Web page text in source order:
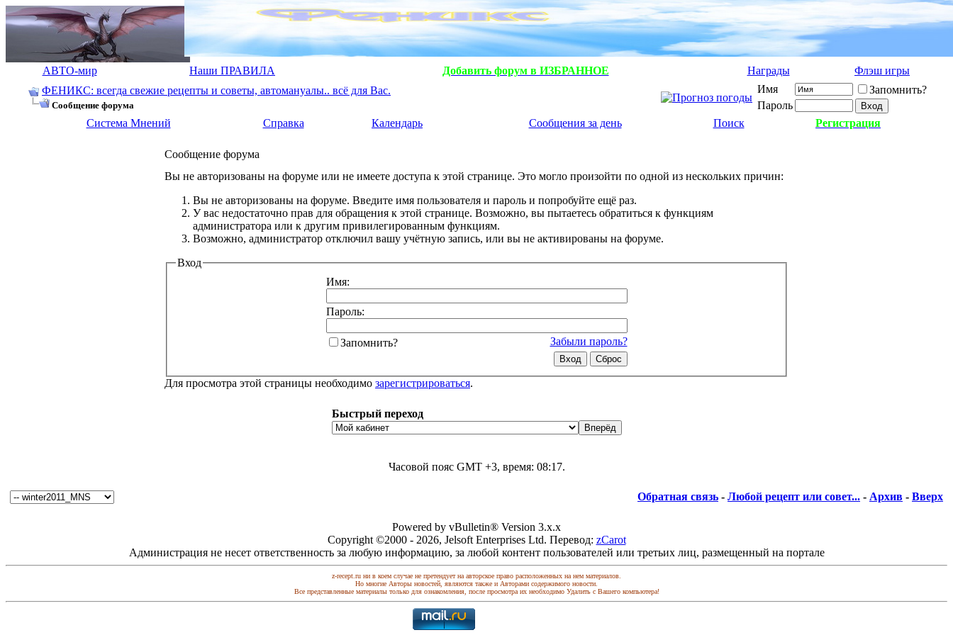
АВТО-мир Наши ПРАВИЛА Добавить форум в ИЗБРАННОЕ Награды
Флэш игры
ФЕНИКС: всегда свежие рецепты и советы, автомануалы.. всё для Вас.
Сообщение форума
Имя
Запомнить?
Пароль
Система Мнений
Справка Календарь Сообщения за день Поиск Регистрация
Сообщение форума
Вы не авторизованы на форуме или не имеете доступа к этой странице. Это могло произойти по одной из нескольких причин:
Вы не авторизованы на форуме. Введите имя пользователя и пароль и попробуйте ещё раз.
У вас недостаточно прав для обращения к этой странице. Возможно, вы пытаетесь обратиться к функциям
администратора или к другим привилегированным функциям.
Возможно, администратор отключил вашу учётную запись, или вы не активированы на форуме.
Вход
Имя:
Пароль:
Забыли пароль?
Запомнить?
Для просмотра этой страницы необходимо зарегистрироваться.
Быстрый переход
Часовой пояс GMT +3, время: 08:17.
Обратная связь - Любой рецепт или совет... - Архив - Вверх
Powered by vBulletin® Version 3.x.x
Copyright ©2000 - 2026, Jelsoft Enterprises Ltd. Перевод: zCarot
Администрация не несет ответственность за любую информацию, за любой контент пользователей или третьих лиц, размещенный на портале
z-recept.ru ни в коем случае не претендует на авторское право расположенных на нем материалов.
Но многие Авторы новостей, являются также и Авторами содержимого новости.
Все представленные материалы только для ознакомления, после просмотра их необходимо Удалить с Вашего компьютера!